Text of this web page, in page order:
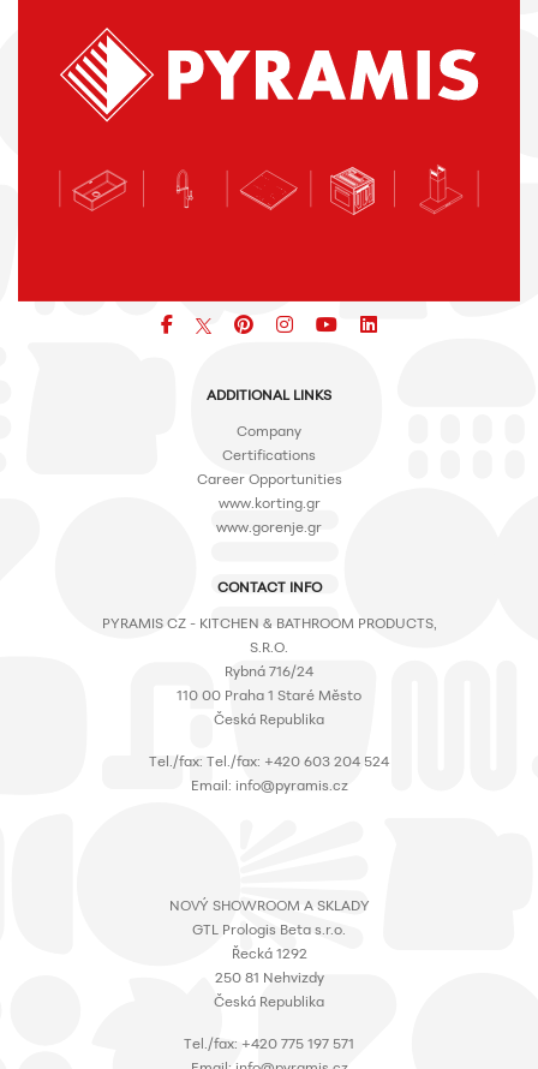
Facebookpinterest
iconiconicon
ADDITIONAL LINKS
Company
Certifications
Career Opportunities
www.korting.gr
www.gorenje.gr
CONTACT INFO
PYRAMIS CZ - KITCHEN & BATHROOM PRODUCTS,
S.R.O.
Rybná 716/24
110 00 Praha 1 Staré Město
Česká Republika
Τel./fax: Τel./fax: +420 603 204 524
Email: info@pyramis.cz
NOVÝ SHOWROOM A SKLADY
GTL Prologis Beta s.r.o.
Řecká 1292
250 81 Nehvizdy
Česká Republika
Τel./fax: +420 775 197 571